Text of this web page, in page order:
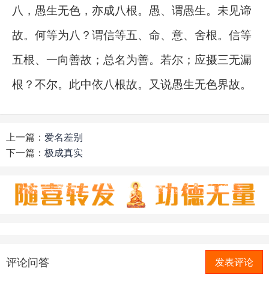
八，愚生无色，亦成八根。愚、谓愚生。未见谛
故。何等为八？谓信等五、命、意、舍根。信等
五根、一向善故；总名为善。若尔；应摄三无漏
根？不尔。此中依八根故。又说愚生无色界故。
上一篇： 爱名差别
下一篇： 极成真实
评论问答 发表评论